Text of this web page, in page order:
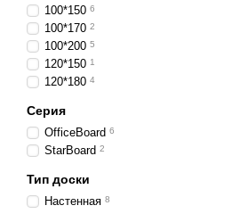
100*150 6
100*170 2
100*200 5
120*150 1
120*180 4
Серия
OfficeBoard 6
StarBoard 2
Тип доски
Настенная 8